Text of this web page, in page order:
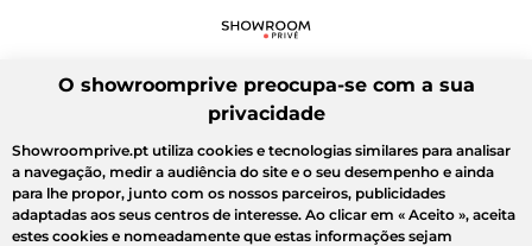
O showroomprive preocupa-se com a sua
privacidade
Showroomprive.pt utiliza cookies e tecnologias similares para analisar
a navegação, medir a audiência do site e o seu desempenho e ainda
para lhe propor, junto com os nossos parceiros, publicidades
adaptadas aos seus centros de interesse. Ao clicar em « Aceito », aceita
estes cookies e nomeadamente que estas informações sejam